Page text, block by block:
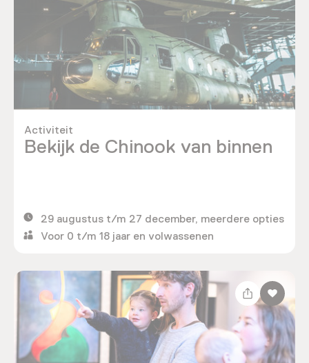
Bekijk de Chinook van binnen
Activiteit
29 augustus t/m 27 december, meerdere opties
Voor 0 t/m 18 jaar en volwassenen